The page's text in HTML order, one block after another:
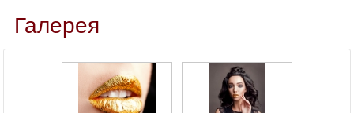
Галерея